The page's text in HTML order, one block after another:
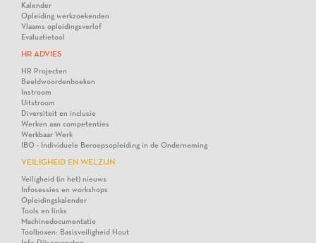
Kalender
Opleiding werkzoekenden
Vlaams opleidingsverlof
Evaluatietool
HR ADVIES
HR Projecten
Beeldwoordenboeken
Instroom
Uitstroom
Diversiteit en inclusie
Werken aan competenties
Werkbaar Werk
IBO - Individuele Beroepsopleiding in de Onderneming
VEILIGHEID EN WELZIJN
Veiligheid (in het) nieuws
Infosessies en workshops
Opleidingskalender
Tools en links
Machinedocumentatie
Toolboxen: Basisveiligheid Hout